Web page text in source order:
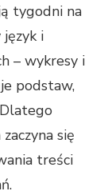
tygodni na
i
– wykresy i
podstaw,
się
treści